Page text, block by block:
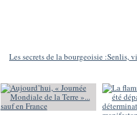
Les secrets de la bourgeoisie :Senlis,